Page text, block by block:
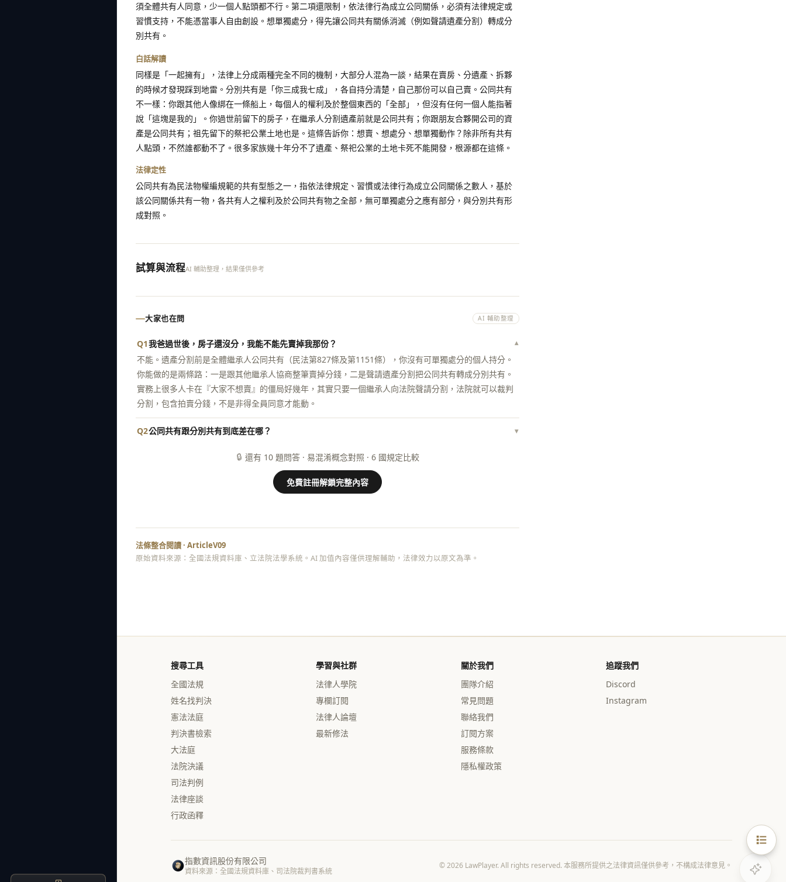
須全體共有人同意，少一個人點頭都不行。第二項還限制，依法律行為成立公同關係，必須有法律規定或
習慣支持，不能憑當事人自由創設。想單獨處分，得先讓公同共有關係消滅（例如聲請遺產分割）轉成分
別共有。
白話解讀
同樣是「一起擁有」，法律上分成兩種完全不同的機制，大部分人混為一談，結果在賣房、分遺產、拆夥
的時候才發現踩到地雷。分別共有是「你三成我七成」，各自持分清楚，自己那份可以自己賣。公同共有
不一樣：你跟其他人像綁在一條船上，每個人的權利及於整個東西的「全部」，但沒有任何一個人能指著
說「這塊是我的」。你過世前留下的房子，在繼承人分割遺產前就是公同共有；你跟朋友合夥開公司的資
產是公同共有；祖先留下的祭祀公業土地也是。這條告訴你：想賣、想處分、想單獨動作？除非所有共有
人點頭，不然誰都動不了。很多家族幾十年分不了遺產、祭祀公業的土地卡死不能開發，根源都在這條。
法律定性
公同共有為民法物權編規範的共有型態之一，指依法律規定、習慣或法律行為成立公同關係之數人，基於
該公同關係共有一物，各共有人之權利及於公同共有物之全部，無可單獨處分之應有部分，與分別共有形
成對照。
試算與流程AI 輔助整理，結果僅供參考
大家也在問 AI 輔助整理
Q1我爸過世後，房子還沒分，我能不能先賣掉我那份？ ▾
不能。遺產分割前是全體繼承人公同共有（民法第827條及第1151條），你沒有可單獨處分的個人持分。
你能做的是兩條路：一是跟其他繼承人協商整筆賣掉分錢，二是聲請遺產分割把公同共有轉成分別共有。
實務上很多人卡在『大家不想賣』的僵局好幾年，其實只要一個繼承人向法院聲請分割，法院就可以裁判
分割，包含拍賣分錢，不是非得全員同意才能動。
Q2公同共有跟分別共有到底差在哪？ ▾
🔒 還有 10 題問答 · 易混淆概念對照 · 6 國規定比較
免費註冊解鎖完整內容
法條整合閱讀 · ArticleV09
原始資料來源：全國法規資料庫、立法院法學系統。AI 加值內容僅供理解輔助，法律效力以原文為準。
搜尋工具
全國法規
姓名找判決
憲法法庭
判決書檢索
大法庭
法院決議
司法判例
法律座談
行政函釋
學習與社群
法律人學院
專欄訂閱
法律人論壇
最新修法
關於我們
團隊介紹
常見問題
聯絡我們
訂閱方案
服務條款
隱私權政策
追蹤我們
Discord
Instagram
指數資訊股份有限公司
資料來源：全國法規資料庫、司法院裁判書系統
© 2026 LawPlayer. All rights reserved. 本服務所提供之法律資訊僅供參考，不構成法律意見。